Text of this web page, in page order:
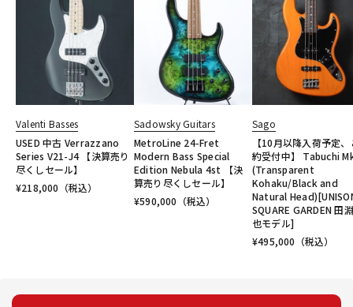
Valenti Basses
USED 中古 Verrazzano
Series V21-J4 【決算売り
尽くしセール】
¥218,000 （税込）
Sadowsky Guitars
MetroLine 24-Fret
Modern Bass Special
Edition Nebula 4st 【決
算売り尽くしセール】
¥590,000 （税込）
Sago
【10月以降入荷予定
約受付中】 Tabuchi
(Transparent
Kohaku/Black and
Natural
SQUARE GARDEN 田
也モデル]
¥495,000 （税込）